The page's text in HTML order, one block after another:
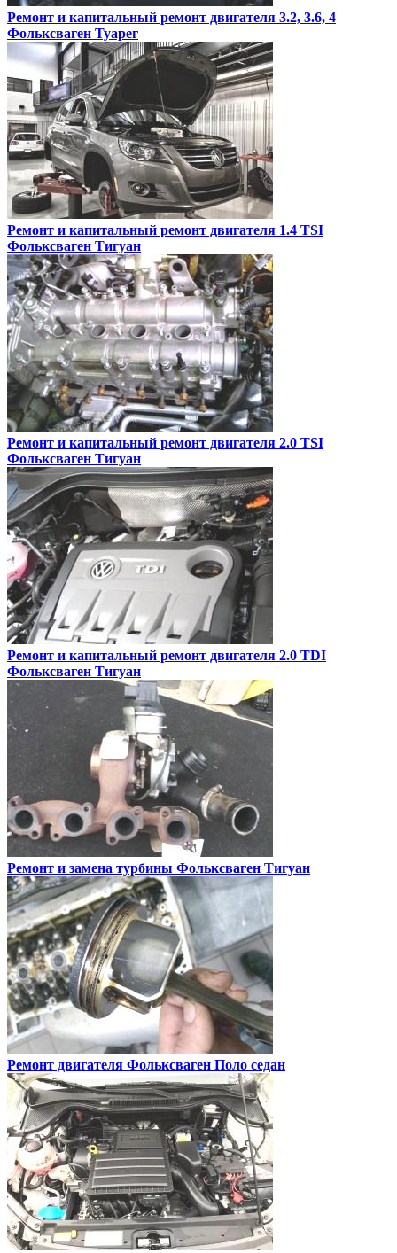
Ремонт и капитальный ремонт двигателя 3.2, 3.6, 4
Фольксваген Туарег
Ремонт и капитальный ремонт двигателя 1.4 TSI
Фольксваген Тигуан
Ремонт и капитальный ремонт двигателя 2.0 TSI
Фольксваген Тигуан
Ремонт и капитальный ремонт двигателя 2.0 TDI
Фольксваген Тигуан
Ремонт и замена турбины Фольксваген Тигуан
Ремонт двигателя Фольксваген Поло седан